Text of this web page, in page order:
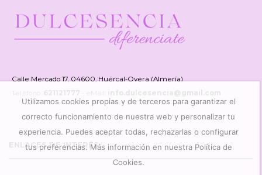
Calle Mercado 17, 04600, Huércal-Overa (Almería)
Teléfono: 621121777 info.dulcesencia@gmail.com
ENLACES DE INTERÉS
Utilizamos cookies propias y de terceros para garantizar el
correcto funcionamiento de nuestra web y personalizar tu
experiencia. Puedes aceptar todas, rechazarlas o configurar
tus preferencias. Más información en nuestra Política de
Cookies.